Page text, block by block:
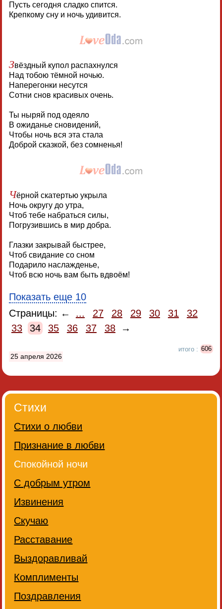
Пусть сегодня сладко спится.
Крепкому сну и ночь удивится.
Звёздный купол распахнулся
Над тобою тёмной ночью.
Наперегонки несутся
Сотни снов красивых очень.
Ты ныряй под одеяло
В ожиданье сновидений,
Чтобы ночь вся эта стала
Доброй сказкой, без сомненья!
Чёрной скатертью укрыла
Ночь округу до утра,
Чтоб тебе набраться силы,
Погрузившись в мир добра.
Глазки закрывай быстрее,
Чтоб свидание со сном
Подарило наслажденье,
Чтоб всю ночь вам быть вдвоём!
Показать еще 10
Страницы: ←
... 27 28 29 30 31
32
33
34 35 36 37 38 →
итого : 606
25 апреля 2026
Стихи
Стихи о любви
Признание в любви
Спокойной ночи
С добрым утром
Извинения
Скучаю
Расставание
Выздоравливай
Комплименты
Поздравления